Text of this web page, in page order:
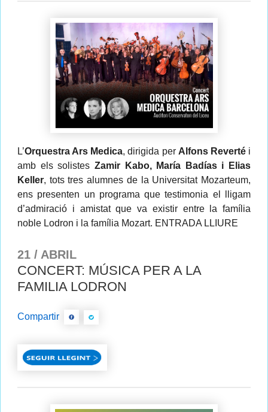
L’Orquestra Ars Medica, dirigida per Alfons Revertéi
amb els solistes Zamir Kabo, María Badías i Elias
Keller, tots tres alumnes de la Universitat Mozarteum,
ens presenten un programa que testimonia el lligam
d’admiració i amistat que va existir entre la família
noble Lodron i la família Mozart. ENTRADA LLIURE
21 / ABRIL
CONCERT: MÚSICA PER A LA
FAMILIA LODRON
Compartir